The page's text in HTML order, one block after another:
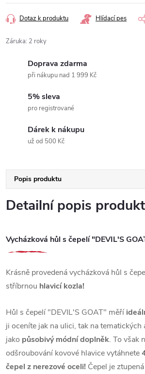
cena:
Dotaz k produktu Hlídací pes
Záruka: 2 roky
Doprava zdarma
při nákupu nad 1 999 Kč
5% sleva
pro registrované
Dárek k nákupu
už od 500 Kč
Popis produktu
Detailní popis
Vycházková hůl s čepelí "DEVIL'S
Krásně provedená vycházková hůl s
stříbrnou hlavicí kozla!
Hůl s čepelí "DEVIL'S GOAT" měří
ji oceníte jak na ulici, tak na tematických
jako působivý módní doplněk. To však
odšroubování kovové hlavice vytáhnete
čepel z nerezové oceli! Čepel je